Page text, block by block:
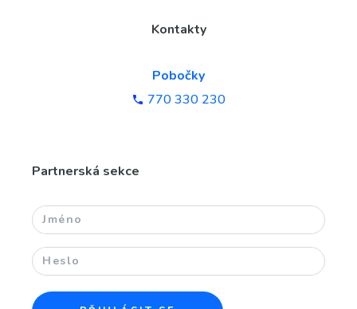
Kontakty
Pobočky
770 330 230
Partnerská sekce